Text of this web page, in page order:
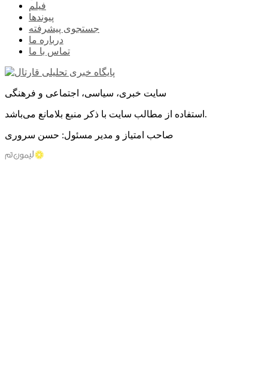
فیلم
پیوندها
جستجوی پیشرفته
درباره ما
تماس با ما
سایت خبری، سیاسی، اجتماعی و فرهنگی
استفاده از مطالب سایت با ذکر منبع بلامانع می‌باشد.
صاحب امتیاز و مدیر مسئول: حسن سروری